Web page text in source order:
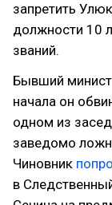
запретить
должности 10
званий.
Бывший
начала он
одном из
заведомо
Чиновник
в